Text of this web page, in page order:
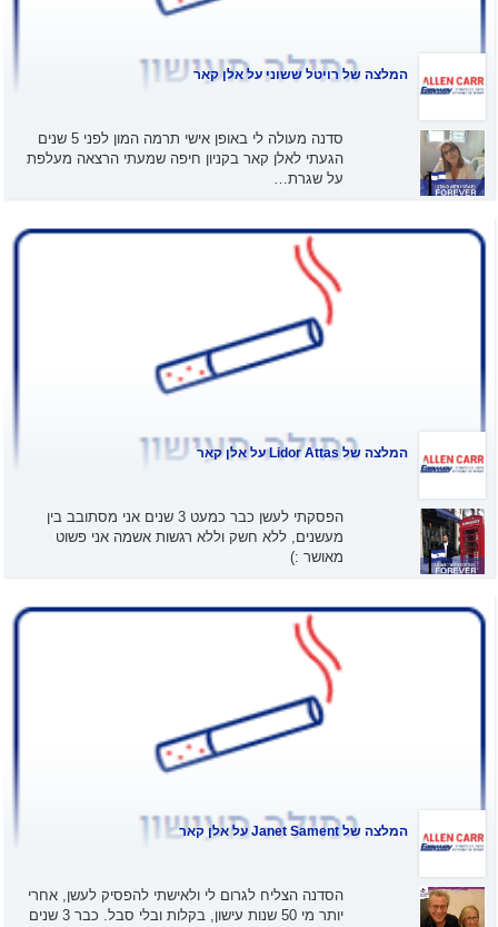
המלצה של רויטל ששוניעל אלן קאר
סדנה מעולה לי באופן אישי תרמה המון לפני 5 שנים
הגעתי לאלן קאר בקניון חיפה שמעתי הרצאה מעלפת
על שגרת…
המלצה של על אלן קאר
הפסקתי לעשן כבר כמעט 3 שנים אני מסתובב בין
מעשנים, ללא חשק וללא רגשות אשמה אני פשוט
מאושר :)
המלצה של על אלן קאר
הסדנה הצליח לגרום לי ולאישתי להפסיק לעשן, אחרי
יותר מי 50 שנות עישון, בקלות ובלי סבל. כבר 3 שנים